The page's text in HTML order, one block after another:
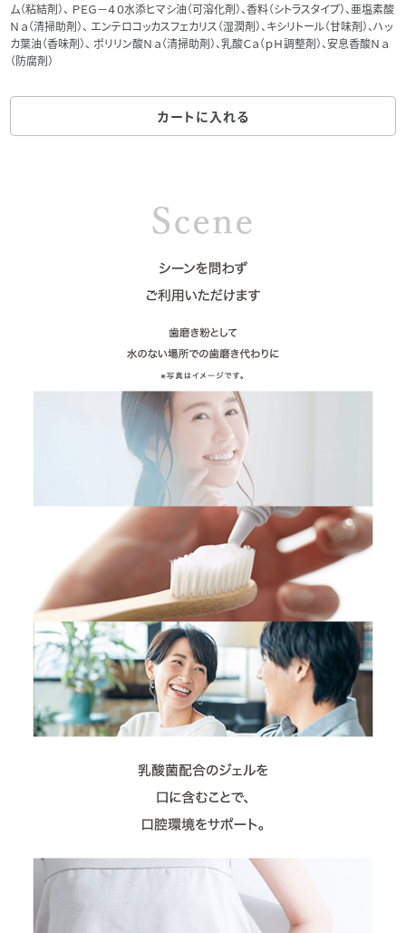
ム（粘結剤）、 ＰＥＧ－４０水添ヒマシ油（可溶化剤）、香料（シトラスタイプ）、亜塩素酸
Ｎａ（清掃助剤）、 エンテロコッカスフェカリス（湿潤剤）、キシリトール（甘味剤）、ハッ
カ葉油（香味剤）、 ポリリン酸Ｎａ（清掃助剤）、乳酸Ｃａ（ｐＨ調整剤）、安息香酸Ｎａ
（防腐剤）
カートに入れる